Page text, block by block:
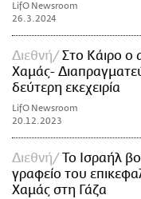
LifO Newsroom
26.3.2024
Διεθνή
Στο Κάιρο ο
Χαμάς-
δεύτερη εκεχειρία
LifO Newsroom
20.12.2023
Διεθνή
Το Ισραήλ
γραφείο του
Χαμάς στη Γάζα